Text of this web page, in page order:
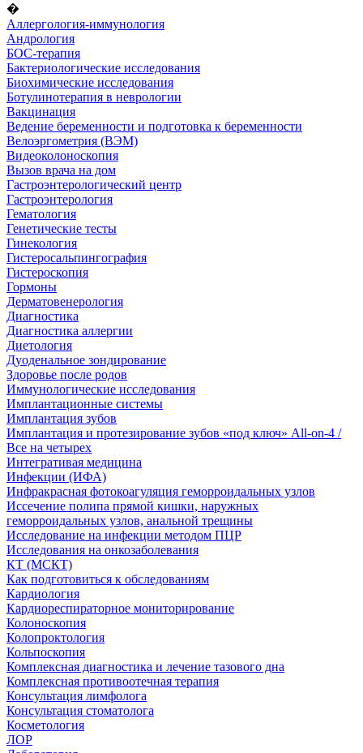
�
Аллергология-иммунология
Андрология
БОС-терапия
Бактериологические исследования
Биохимические исследования
Ботулинотерапия в неврологии
Вакцинация
Ведение беременности и подготовка к беременности
Велоэргометрия (ВЭМ)
Видеоколоноскопия
Вызов врача на дом
Гастроэнтерологический центр
Гастроэнтерология
Гематология
Генетические тесты
Гинекология
Гистеросальпингография
Гистероскопия
Гормоны
Дерматовенерология
Диагностика
Диагностика аллергии
Диетология
Дуоденальное зондирование
Здоровье после родов
Иммунологические исследования
Имплантационные системы
Имплантация зубов
Имплантация и протезирование зубов «под ключ» All-on-4 /
Все на четырех
Интегративая медицина
Инфекции (ИФА)
Инфракрасная фотокоагуляция геморроидальных узлов
Иссечение полипа прямой кишки, наружных
геморроидальных узлов, анальной трещины
Исследование на инфекции методом ПЦР
Исследования на онкозаболевания
КТ (МСКТ)
Как подготовиться к обследованиям
Кардиология
Кардиореспираторное мониторирование
Колоноскопия
Колопроктология
Кольпоскопия
Комплексная диагностика и лечение тазового дна
Комплексная противоотечная терапия
Консультация лимфолога
Консультация стоматолога
Косметология
ЛОР